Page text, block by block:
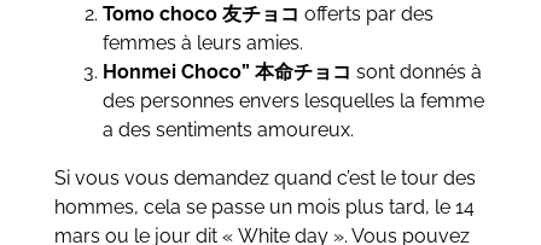
Tomo choco 友チョコ offerts par des
femmes à leurs amies.
Honmei Choco” 本命チョコ sont donnés à
des personnes envers lesquelles la femme
a des sentiments amoureux.
Si vous vous demandez quand c’est le tour des
hommes, cela se passe un mois plus tard, le 14
mars ou le jour dit « White day ». Vous pouvez